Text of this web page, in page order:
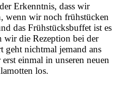
Erkenntnis, dass wir
wenn wir noch frühstücken
das Frühstücksbuffet ist es
wir die Rezeption bei der
nichtmal jemand ans
einmal in unseren neuen
los.